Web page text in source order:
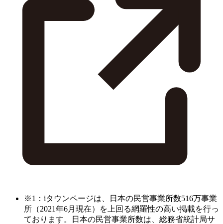
※1：iタウンページは、日本の民営事業所数516万事業
所（2021年6月現在）を上回る網羅性の高い掲載を行っ
ております。日本の民営事業所数は、総務省統計局サ